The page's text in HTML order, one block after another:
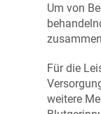
Um von
Für die
weitere